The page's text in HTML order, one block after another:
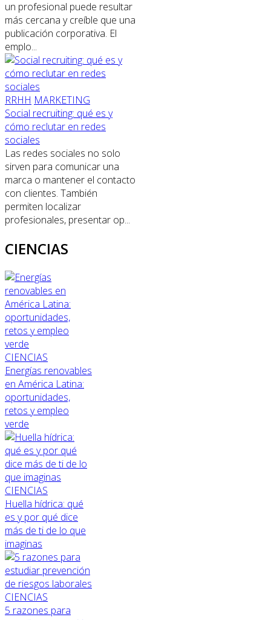
un profesional puede resultar
más cercana y creíble que una
publicación corporativa. El
emplo...
RRHH MARKETING
Social recruiting: qué es y
cómo reclutar en redes
sociales
Las redes sociales no solo
sirven para comunicar una
marca o mantener el contacto
con clientes. También
permiten localizar
profesionales, presentar op...
CIENCIAS
CIENCIAS
Energías renovables
en América Latina:
oportunidades,
retos y empleo
verde
CIENCIAS
Huella hídrica: qué
es y por qué dice
más de ti de lo que
imaginas
CIENCIAS
5 razones para